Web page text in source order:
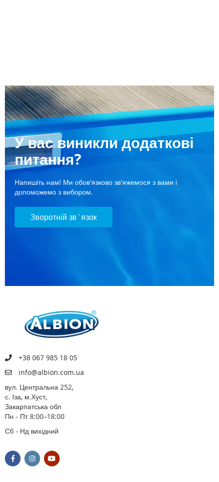
У вас виникли додаткові
питання?
Напишіть нам! Ми обов'язково зв'яжемося з вами і
допоможемо з вибором.
Зворотній зв`язок
+38 067 985 18 05
info@albion.com.ua
вул. Центральна 252,
с. Іза, м.Хуст,
Закарпатська обл
Пн - Пт 8:00–18:00
Сб - Нд вихідний